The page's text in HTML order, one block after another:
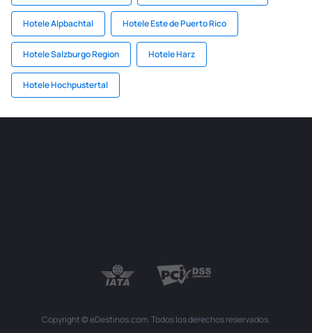
Hotele Alpbachtal Hotele Este de Puerto Rico
Hotele Salzburgo Region Hotele Harz
Hotele Hochpustertal
Copyright © eDestinos.com. Todos los derechos reservados.